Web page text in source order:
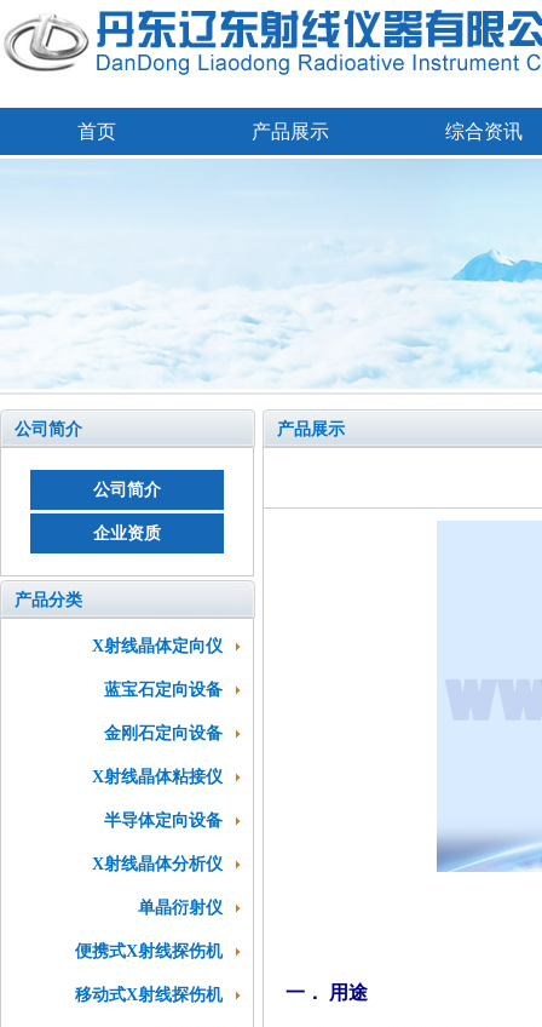
首页 产品展示 综合资讯
公司简介
公司简介
企业资质
产品分类
X射线晶体定向仪
蓝宝石定向设备
金刚石定向设备
X射线晶体粘接仪
半导体定向设备
X射线晶体分析仪
单晶衍射仪
便携式X射线探伤机
移动式X射线探伤机
产品展示
一． 用途